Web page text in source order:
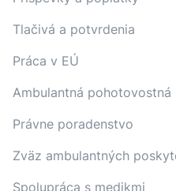
Tlačivá a potvrdenia
Práca v EÚ
Ambulantná pohotovostná
Právne poradenstvo
Zväz ambulantných
Spolupráca s medikmi